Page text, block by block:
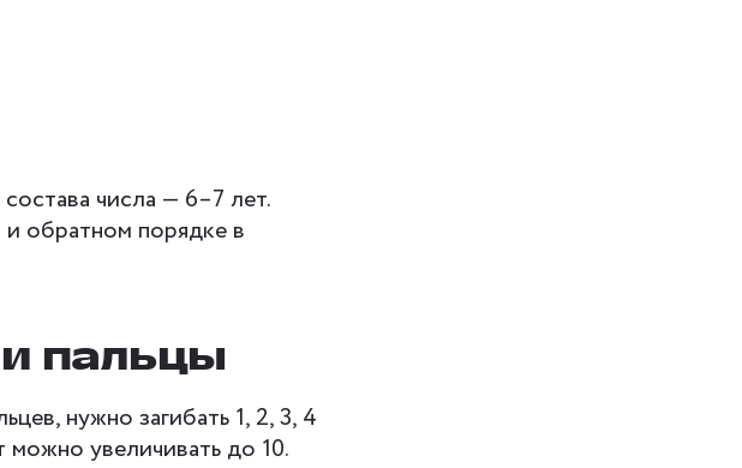
числа — 6–7 лет.
обратном порядке в
пальцы
нужно загибать 1, 2, 3, 4
можно увеличивать до 10.